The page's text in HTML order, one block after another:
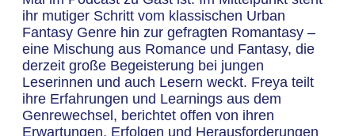
ihr mutiger Schritt vom klassischen Urban
Fantasy Genre hin zur gefragten Romantasy –
eine Mischung aus Romance und Fantasy, die
derzeit große Begeisterung bei jungen
Leserinnen und auch Lesern weckt. Freya teilt
ihre Erfahrungen und Learnings aus dem
Genrewechsel, berichtet offen von ihren
Erwartungen, Erfolgen und Herausforderungen